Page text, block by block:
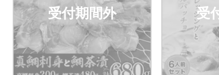
受付期間外 受